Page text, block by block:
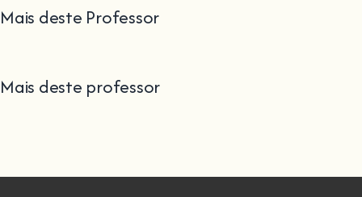
Mais deste Professor
Mais deste professor